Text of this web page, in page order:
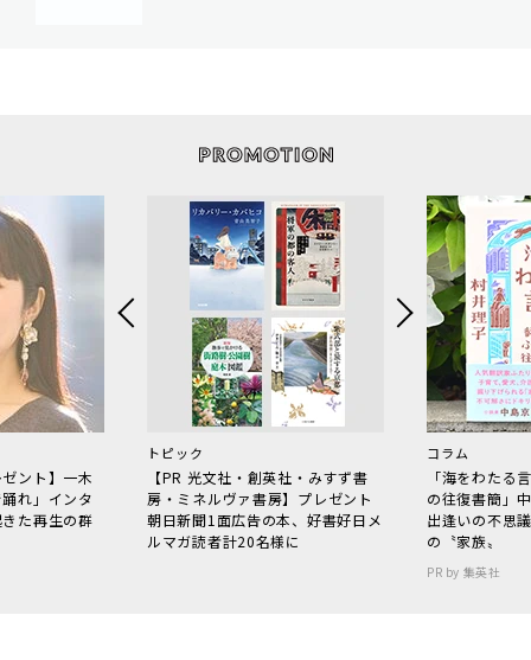
ント】一木
れ」インタ
た再生の群
トピック
【PR 光文社・創英社・みすず書
房・ミネルヴァ書房】プレゼント
朝日新聞1面広告の本、好書好日メ
ルマガ読者計20名様に
コラム
「海をわた
の往復書簡」
出逢いの不思
の〝家族〟
PR by 集英社